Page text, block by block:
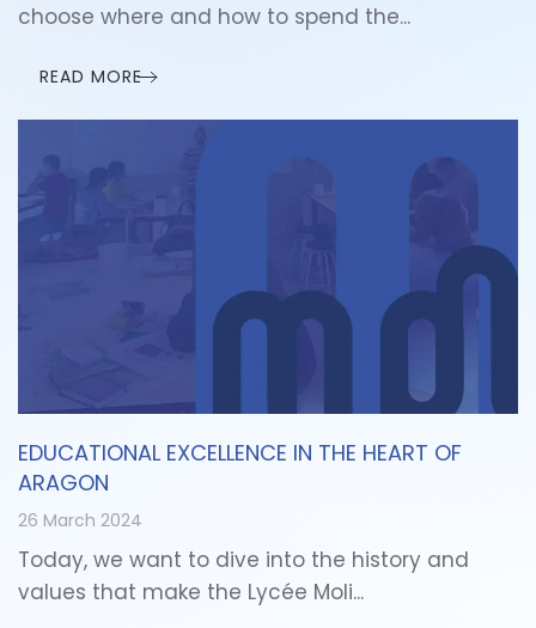
choose where and how to spend the...
READ MORE
EDUCATIONAL EXCELLENCE IN THE HEART OF
ARAGON
26 March 2024
Today, we want to dive into the history and
values that make the Lycée Moli...